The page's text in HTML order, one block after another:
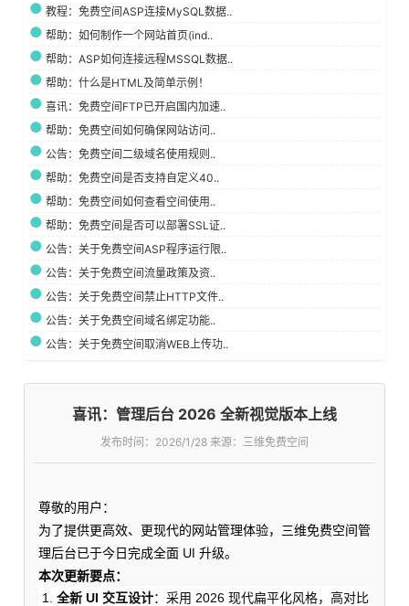
教程：免费空间ASP连接MySQL数据..
帮助：如何制作一个网站首页(ind..
帮助：ASP如何连接远程MSSQL数据..
帮助：什么是HTML及简单示例！
喜讯：免费空间FTP已开启国内加速..
帮助：免费空间如何确保网站访问..
公告：免费空间二级域名使用规则..
帮助：免费空间是否支持自定义40..
帮助：免费空间如何查看空间使用..
帮助：免费空间是否可以部署SSL证..
公告：关于免费空间ASP程序运行限..
公告：关于免费空间流量政策及资..
公告：关于免费空间禁止HTTP文件..
公告：关于免费空间域名绑定功能..
公告：关于免费空间取消WEB上传功..
喜讯：管理后台 2026 全新视觉版本上线
发布时间： 2026/1/28 来源：三维免费空间
尊敬的用户：
为了提供更高效、更现代的网站管理体验，三维免费空间管
理后台已于今日完成全面 UI 升级。
本次更新要点：
全新 UI 交互设计：采用 2026 现代扁平化风格，高对比